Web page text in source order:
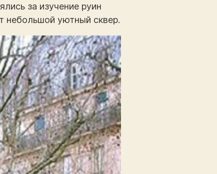
за изучение руин
небольшой уютный сквер.